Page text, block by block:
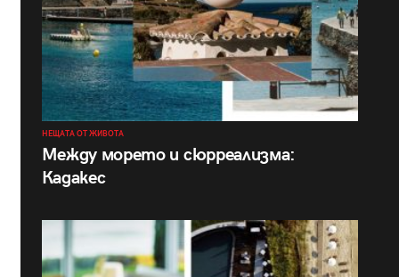
НЕЩАТА ОТ ЖИВОТА
Между морето и сюрреализма:
Кадакес